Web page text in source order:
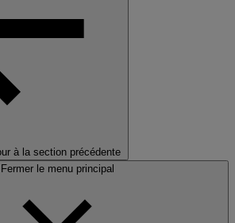
à la section précédente
Fermer le menu principal